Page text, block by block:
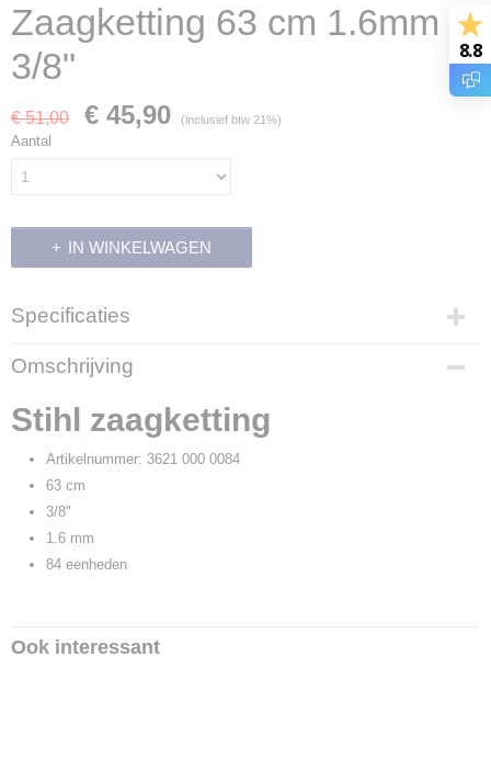
Zaagketting 63 cm 1.6mm
3/8"
€ 51,00 € 45,90 (inclusief btw 21%)
Aantal
IN WINKELWAGEN
Specificaties
Productcode
42487
Productcode leverancier
3621 000 0084
Omschrijving
Stihl zaagketting
Artikelnummer: 3621 000 0084
63 cm
3/8"
1.6 mm
84 eenheden
Ook interessant
8.8